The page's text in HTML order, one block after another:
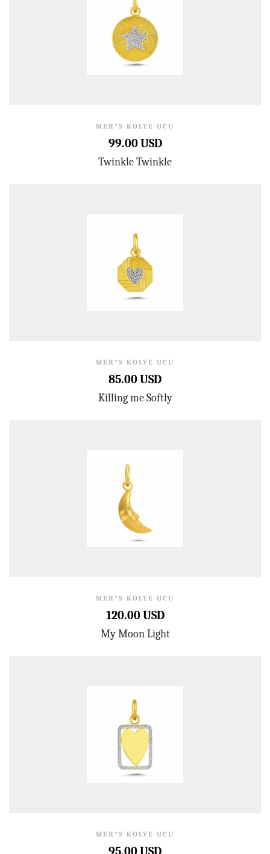
MER"S KOLYE UCU
99.00 USD
Twinkle Twinkle
MER"S KOLYE UCU
85.00 USD
Killing me Softly
MER"S KOLYE UCU
120.00 USD
My Moon Light
MER"S KOLYE UCU